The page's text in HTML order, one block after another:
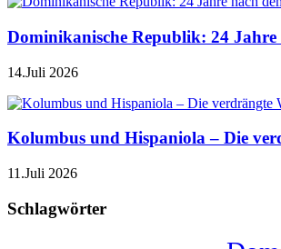
Dominikanische Republik: 24
14.Juli 2026
Kolumbus und Hispaniola – Die
11.Juli 2026
Schlagwörter